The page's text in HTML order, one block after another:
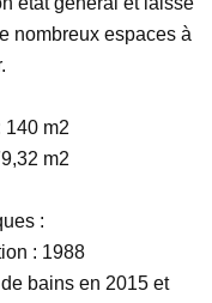
nombreux espaces à
140 m2
m2
:
: 1988
bains en 2015 et